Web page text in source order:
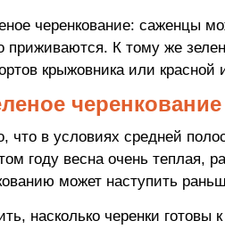
черенкование: саженцы
К тому же
крыжовника или
черенкование
что в условиях средней
году весна очень теплая,
может наступить
насколько черенки готовы